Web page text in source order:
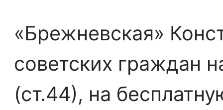
«Брежневская»
советских граждан
(ст.44), на